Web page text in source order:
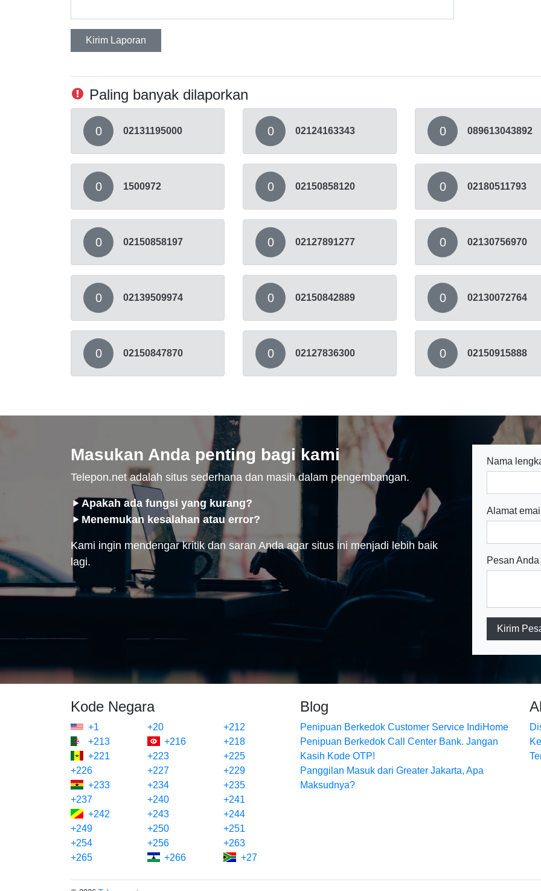
Kirim Laporan
Paling banyak dilaporkan
0 02131195000 0 02124163343 0 089613043892
0 1500972 0 02150858120 0 02180511793
0 02150858197 0 02127891277 0 02130756970
0 02139509974 0 02150842889 0 02130072764
0 02150847870 0 02127836300 0 02150915888
Masukan Anda penting bagi kami
Telepon.net adalah situs sederhana dan masih dalam pengembangan.
Apakah ada fungsi yang kurang?
Menemukan kesalahan atau error?
Kami ingin mendengar kritik dan saran Anda agar situs ini menjadi lebih baik
lagi.
Nama
Alamat
Pesan Anda
Kirim
Kode Negara
+1 +20
+212
+213
+216
+218
+221
+223
+225
+226
+227
+229
+233
+234
+235
+237
+240
+241
+242
+243
+244
+249
+250
+251
+254
+256
+263
+265
+266 +27
Blog
Penipuan Berkedok Customer Service IndiHome
Penipuan Berkedok Call Center Bank. Jangan
Kasih Kode OTP!
Panggilan Masuk dari Greater Jakarta, Apa
Maksudnya?